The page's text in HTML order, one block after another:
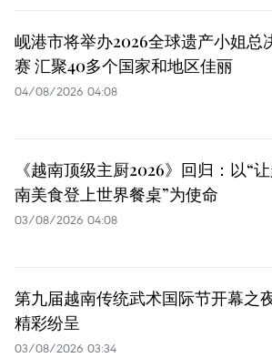
岘港市将举办2026全球遗产小姐总
赛 汇聚40多个国家和地区佳丽
04/08/2026 04:08
《越南顶级主厨2026》回归：以“
南美食登上世界餐桌”为使命
03/08/2026 04:08
第九届越南传统武术国际节开幕之
精彩纷呈
03/08/2026 03:34